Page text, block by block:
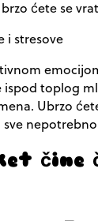
ćete se
i stresove
toplog
Ubrzo
čine